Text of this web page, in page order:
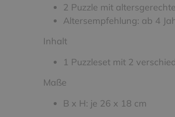
2 Puzzle mit
Altersempfehlung: ab 4
Inhalt
1 Puzzleset mit 2
Maße
B x H: je 26 x 18 cm